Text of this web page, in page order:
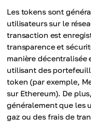
Les tokens sont
utilisateurs sur le
transaction est
transparence et
manière décentralisée
utilisant des
token (par exemple,
sur Ethereum). De
généralement que les
gaz ou des frais de